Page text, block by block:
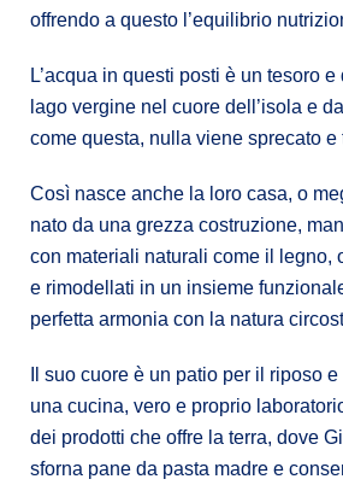
offrendo a questo l’equilibrio
L’acqua in questi posti è un tesoro
lago vergine nel cuore dell’isola e
come questa, nulla viene sprecato e
Così nasce anche la loro casa, o
nato da una grezza costruzione,
con materiali naturali come il legno,
e rimodellati in un insieme
perfetta armonia con la natura
Il suo cuore è un patio per il riposo
una cucina, vero e proprio
dei prodotti che offre la terra, dove
sforna pane da pasta madre e